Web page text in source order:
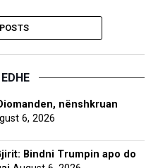
nënshkruan
6, 2026
Bindni Trumpin apo do